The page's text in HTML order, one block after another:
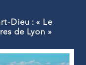
Dieu : « Le
de Lyon »